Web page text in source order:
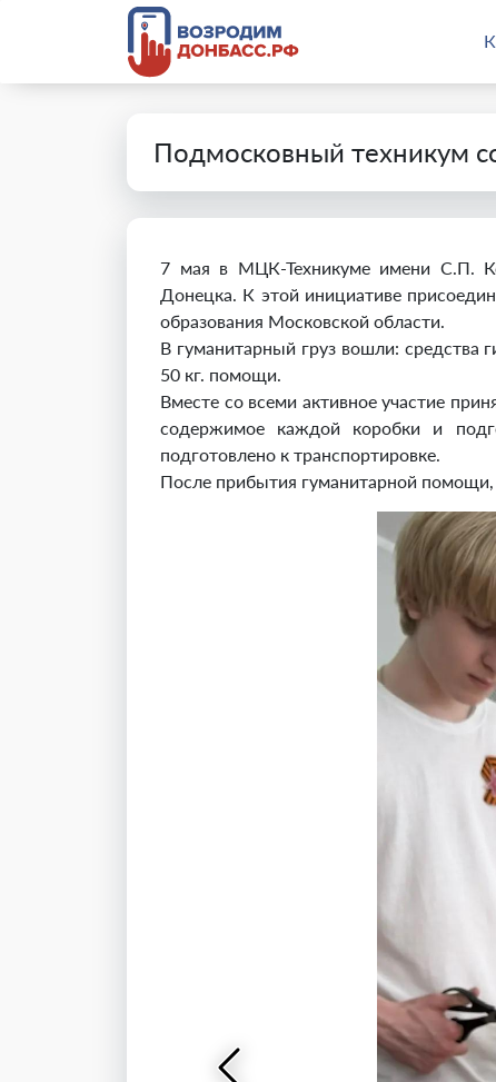
Подмосковный техникум
7 мая в МЦК-Техникуме имени С.П.
Донецка. К этой инициативе
образования Московской области.
В гуманитарный груз вошли: средства
50 кг. помощи.
Вместе со всеми активное участие
содержимое каждой коробки и
подготовлено к транспортировке.
После прибытия гуманитарной